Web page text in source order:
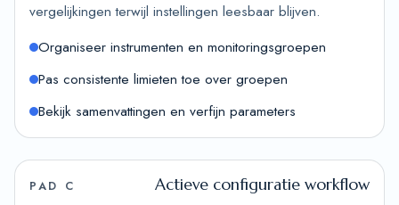
vergelijkingen terwijl instellingen leesbaar blijven.
Organiseer instrumenten en monitoringsgroepen
Pas consistente limieten toe over groepen
Bekijk samenvattingen en verfijn parameters
PAD C Actieve configuratie workflow